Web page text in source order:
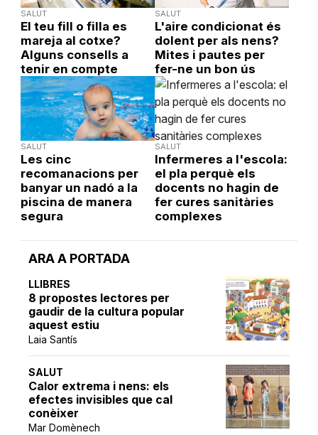
ARA A PORTADA
LLIBRES
8 propostes lectores per
gaudir de la cultura popular
aquest estiu
Laia Santís
SALUT
Calor extrema i nens: els
efectes invisibles que cal
conèixer
Mar Domènech
SALUT
El teu fill o filla es
mareja al cotxe?
Alguns consells a
tenir en compte
SALUT
L'aire condicionat és
dolent per als nens?
Mites i pautes per
fer-ne un bon ús
SALUT
Les cinc
recomanacions per
banyar un nadó a la
piscina de manera
segura
SALUT
Infermeres a l'escola:
el pla perquè els
docents no hagin de
fer cures sanitàries
complexes